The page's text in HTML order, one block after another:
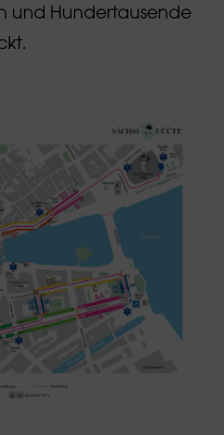
und Hundertausende